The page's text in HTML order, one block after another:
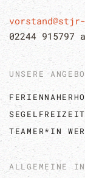
02244 915797
UNSERE
SEGELFREIZEIT
TEAMER*IN
ALLGEMEINE